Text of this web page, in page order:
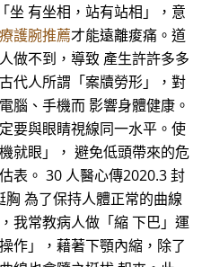
坐 有坐相，站有站相」，意
護腕推薦才能遠離痠痛。道
做不到，導致 產生許許多多
代人所謂「案牘勞形」，對
腦、手機而 影響身體健康。
要與眼睛視線同一水平。使
就眼」， 避免低頭帶來的危
表。 30 人醫心傳2020.3 封
為了保持人體正常的曲線
我常教病人做「縮 下巴」運
作」，藉著下顎內縮，除了